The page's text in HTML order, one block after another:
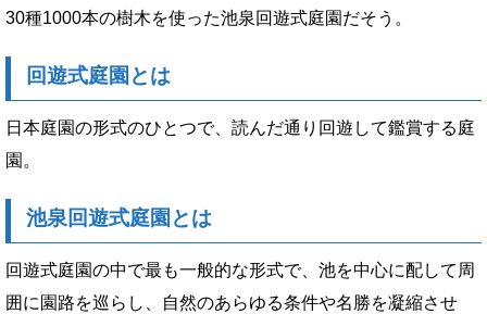
30種1000本の樹木を使った池泉回遊式庭園だそう。
回遊式庭園とは
日本庭園の形式のひとつで、読んだ通り回遊して鑑賞する庭
園。
池泉回遊式庭園とは
回遊式庭園の中で最も一般的な形式で、池を中心に配して周
囲に園路を巡らし、自然のあらゆる条件や名勝を凝縮させ